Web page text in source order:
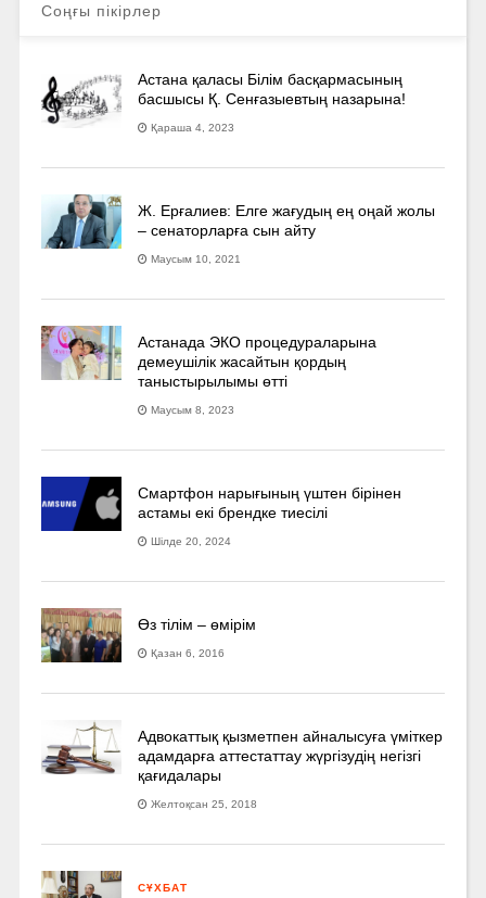
Соңғы пікірлер
Астана қаласы Білім басқармасының
басшысы Қ. Сенғазыевтың назарына!
Қараша 4, 2023
Ж. Ерғалиев: Елге жағудың ең оңай жолы
– сенаторларға сын айту
Маусым 10, 2021
Астанада ЭКО процедураларына
демеушілік жасайтын қордың
таныстырылымы өтті
Маусым 8, 2023
Смартфон нарығының үштен бірінен
астамы екі брендке тиесілі
Шілде 20, 2024
Өз тілім – өмірім
Қазан 6, 2016
Адвокаттық қызметпен айналысуға үмiткер
адамдарға аттестаттау жүргізудің негізгі
қағидалары
Желтоқсан 25, 2018
СҰХБАТ